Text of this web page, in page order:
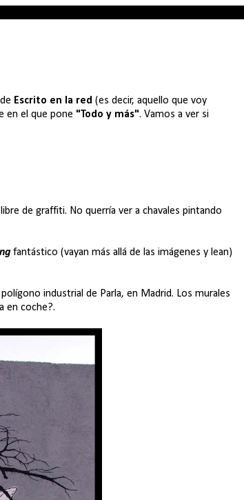
Escrito en la red (es decir, aquello que voy
en el que pone "Todo y más". Vamos a ver si
de graffiti. No querría ver a chavales pintando
fantástico (vayan más allá de las imágenes y lean)
industrial de Parla, en Madrid. Los murales
en coche?.